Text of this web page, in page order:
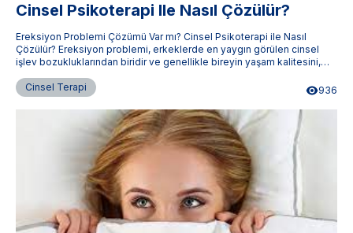
Cinsel Psikoterapi Ile Nasıl Çözülür?
Ereksiyon Problemi Çözümü Var mı? Cinsel Psikoterapi ile Nasıl
Çözülür? Ereksiyon problemi, erkeklerde en yaygın görülen cinsel
işlev bozukluklarından biridir ve genellikle bireyin yaşam kalitesini,
Cinsel Terapi
936